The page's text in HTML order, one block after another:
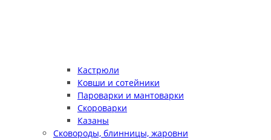
Кастрюли
Ковши и сотейники
Пароварки и мантоварки
Скороварки
Казаны
Сковороды, блинницы, жаровни